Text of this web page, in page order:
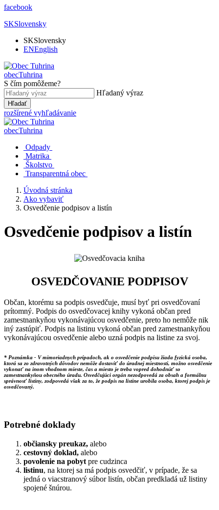
facebook
SKSlovensky
SKSlovensky
ENEnglish
obecTuhrina
S čím pomôžeme?
Hľadaný výraz
Hľadať
rozšírené vyhľadávanie
obecTuhrina
Odpady
Matrika
Školstvo
Transparentná obec
Úvodná stránka
Ako vybaviť
Osvedčenie podpisov a listín
Osvedčenie podpisov a listín
OSVEDČOVANIE PODPISOV
Občan, ktorému sa podpis osvedčuje, musí byť pri osvedčovaní
prítomný. Podpis do osvedčovacej knihy vykoná občan pred
zamestnankyňou vykonávajúcou osvedčenie, preto ho nemôže nik
iný zastúpiť. Podpis na listinu vykoná občan pred zamestnankyňou
vykonávajúcou osvedčenie alebo uzná podpis na listine za svoj.
* Poznámka - V mimoriadnych prípadoch, ak o osvedčenie podpisu žiada fyzická osoba,
ktorá sa zo zdravotných dôvodov nemôže dostaviť do úradnej miestnosti, možno osvedčenie
vykonať na inom vhodnom mieste, čas a miesto je treba vopred dohodnúť so
zamestnankyňou obecného úradu. Osvedčujúci orgán nezodpovedá za obsah a formálnu
správnosť listiny, zodpovedá však za to, že podpis na listine urobila osoba, ktorej podpis je
osvedčovaný.
Potrebné doklady
občiansky preukaz, alebo
cestovný doklad, alebo
povolenie na pobyt pre cudzinca
listinu, na ktorej sa má podpis osvedčiť, v prípade, že sa
jedná o viacstranový súbor listín, občan predkladá už listiny
spojené šnúrou.